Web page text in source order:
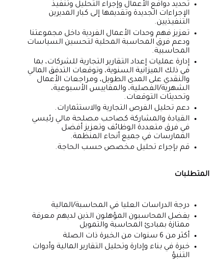
تحديد دوافع الأعمال وإجراء التحليل وتنفيذ
الإجراءات الجديدة وتقديمها إلى كبار المديرين
التنفيذيين.
تعزيز فهم وحدات الأعمال الفردية داخل مجموعتنا
ودعم فرق المحاسبة المحلية لتحسين السياسات
المحاسبية.
إدارة عمليات إعداد التقارير التجارية للشركات، بما
في ذلك الميزانية السنوية، وتوقعات التدفق المالي
والنقدي على المدى الطويل، ومراجعات الأعمال
الشهرية/الفصلية، والمقاييس الأسبوعية،
وتحديثات التوقعات.
دعم تحليل الفرص التجارية والاستثمارات.
القيادة والمشاركة كصاحب مصلحة مالي رئيسي
في فرق متعددة الوظائف وتعزيز أفضل
الممارسات في جميع أنحاء المنظمة.
قم بإجراء تحليل مخصص حسب الحاجة.
المتطلبات
درجة الدراسات العليا في المحاسبة/المالية
يفضل المحاسبون المؤهلون الذين لديهم معرفة
ممتازة بمبادئ المحاسبة والتمويل
أكثر من 6 سنوات من الخبرة ذات الصلة
خبرة في بناء وإدارة وتحليل التقارير المالية وأدوات
التنبؤ